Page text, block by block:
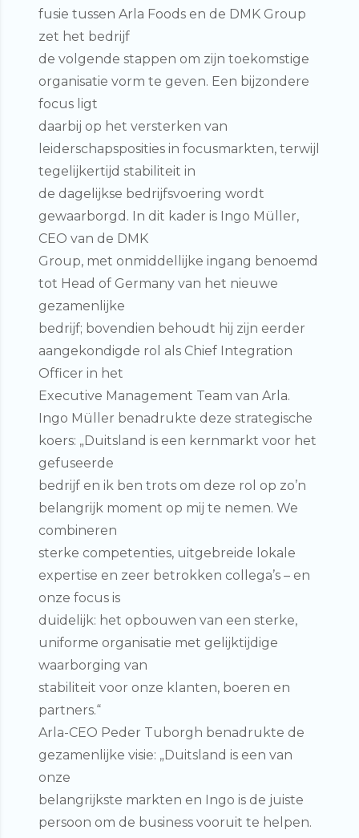
fusie tussen Arla Foods en de DMK Group
zet het bedrijf
de volgende stappen om zijn toekomstige
organisatie vorm te geven. Een bijzondere
focus ligt
daarbij op het versterken van
leiderschapsposities in focusmarkten, terwijl
tegelijkertijd stabiliteit in
de dagelijkse bedrijfsvoering wordt
gewaarborgd. In dit kader is Ingo Müller,
CEO van de DMK
Group, met onmiddellijke ingang benoemd
tot Head of Germany van het nieuwe
gezamenlijke
bedrijf; bovendien behoudt hij zijn eerder
aangekondigde rol als Chief Integration
Officer in het
Executive Management Team van Arla.
Ingo Müller benadrukte deze strategische
koers: „Duitsland is een kernmarkt voor het
gefuseerde
bedrijf en ik ben trots om deze rol op zo’n
belangrijk moment op mij te nemen. We
combineren
sterke competenties, uitgebreide lokale
expertise en zeer betrokken collega’s – en
onze focus is
duidelijk: het opbouwen van een sterke,
uniforme organisatie met gelijktijdige
waarborging van
stabiliteit voor onze klanten, boeren en
partners.“
Arla-CEO Peder Tuborgh benadrukte de
gezamenlijke visie: „Duitsland is een van
onze
belangrijkste markten en Ingo is de juiste
persoon om de business vooruit te helpen.